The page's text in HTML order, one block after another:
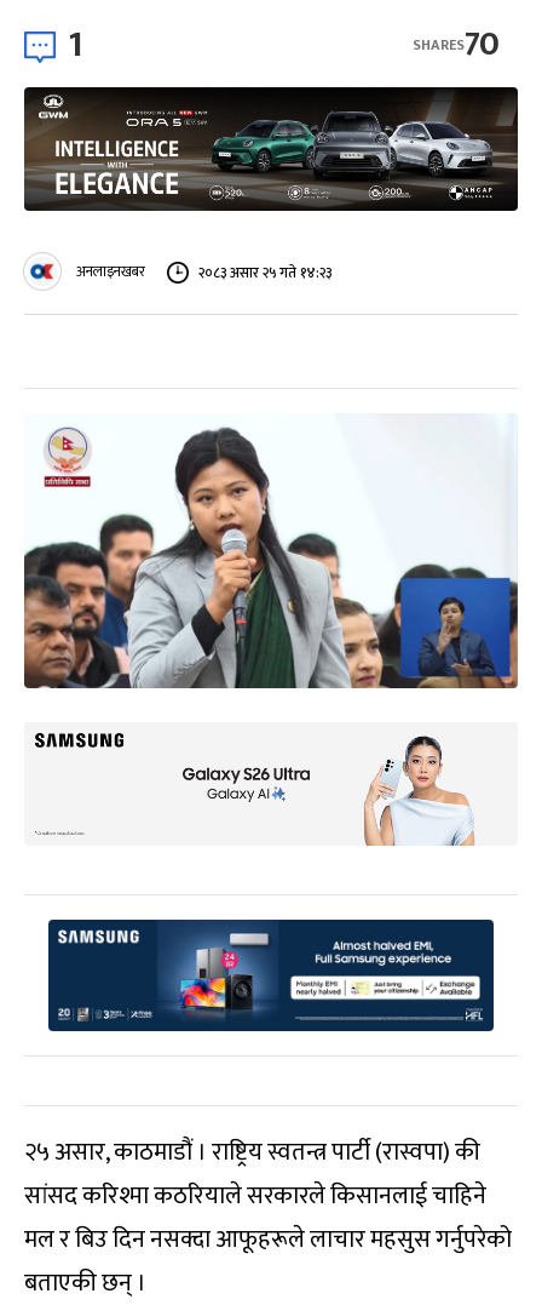
1 70
SHARES
अनलाइनखबर २०८३ असार २५ गते १४:२३
२५ असार, काठमाडौं । राष्ट्रिय स्वतन्त्र पार्टी (रास्वपा) की
सांसद करिश्मा कठरियाले सरकारले किसानलाई चाहिने
मल र बिउ दिन नसक्दा आफूहरूले लाचार महसुस गर्नुपरेको
बताएकी छन् ।